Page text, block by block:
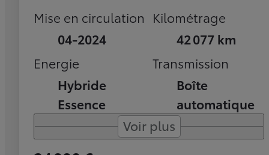
Mise en circulation
04-2024
Kilométrage
42 077 km
Energie
Hybride
Essence
Transmission
Boîte
automatique
Voir plus